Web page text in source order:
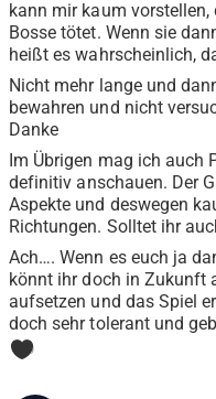
kann mir kaum
Bosse tötet. Wenn sie
heißt es wahrscheinlich,
Nicht mehr lange und
bewahren und nicht
Danke
Im Übrigen mag ich auch
definitiv anschauen. Der
Aspekte und deswegen
Richtungen. Solltet ihr
Ach…. Wenn es euch ja
könnt ihr doch in Zukunft
aufsetzen und das Spiel
doch sehr tolerant und
0